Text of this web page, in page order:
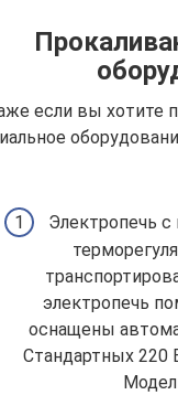
если вы хотите
Электропечь
электропечь
оснащены
Стандартных 220